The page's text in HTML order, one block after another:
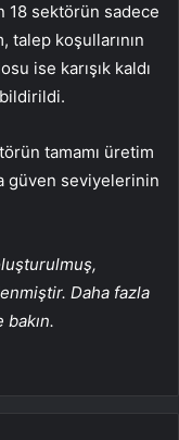
18 sektörün sadece
talep koşullarının
ise karışık kaldı
tamamı üretim
güven seviyelerinin
Daha fazla